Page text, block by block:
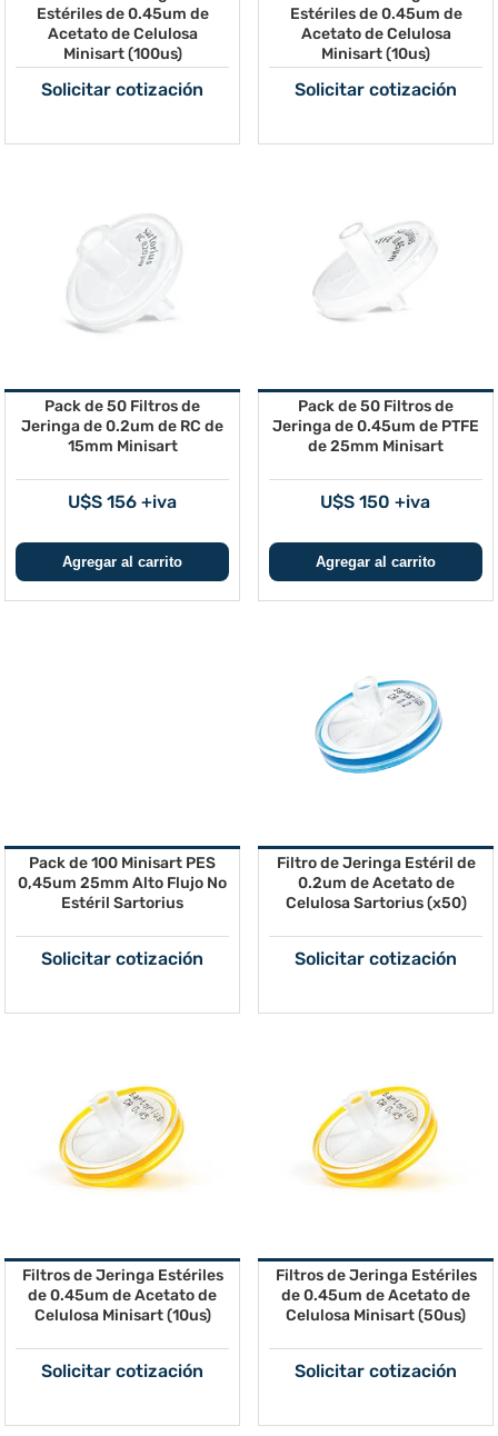
Estériles de 0.45um de
Acetato de Celulosa
Minisart (100us)
Solicitar cotización
Estériles de 0.45um de
Acetato de Celulosa
Minisart (10us)
Solicitar cotización
Pack de 50 Filtros de
Jeringa de 0.2um de RC de
15mm Minisart
U$S 156 +iva
Pack de 50 Filtros de
Jeringa de 0.45um de PTFE
de 25mm Minisart
U$S 150 +iva
Pack de 100 Minisart PES
0,45um 25mm Alto Flujo No
Estéril Sartorius
Solicitar cotización
Filtro de Jeringa Estéril de
0.2um de Acetato de
Celulosa Sartorius (x50)
Solicitar cotización
Filtros de Jeringa Estériles
de 0.45um de Acetato de
Celulosa Minisart (10us)
Solicitar cotización
Filtros de Jeringa Estériles
de 0.45um de Acetato de
Celulosa Minisart (50us)
Solicitar cotización